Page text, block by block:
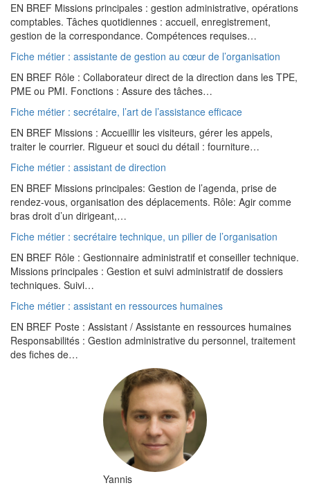
EN BREF Missions principales : gestion administrative, opérations
comptables. Tâches quotidiennes : accueil, enregistrement,
gestion de la correspondance. Compétences requises…
Fiche métier : assistante de gestion au cœur de l’organisation
EN BREF Rôle : Collaborateur direct de la direction dans les TPE,
PME ou PMI. Fonctions : Assure des tâches…
Fiche métier : secrétaire, l’art de l’assistance efficace
EN BREF Missions : Accueillir les visiteurs, gérer les appels,
traiter le courrier. Rigueur et souci du détail : fourniture…
Fiche métier : assistant de direction
EN BREF Missions principales: Gestion de l’agenda, prise de
rendez-vous, organisation des déplacements. Rôle: Agir comme
bras droit d’un dirigeant,…
Fiche métier : secrétaire technique, un pilier de l’organisation
EN BREF Rôle : Gestionnaire administratif et conseiller technique.
Missions principales : Gestion et suivi administratif de dossiers
techniques. Suivi…
Fiche métier : assistant en ressources humaines
EN BREF Poste : Assistant / Assistante en ressources humaines
Responsabilités : Gestion administrative du personnel, traitement
des fiches de…
Yannis